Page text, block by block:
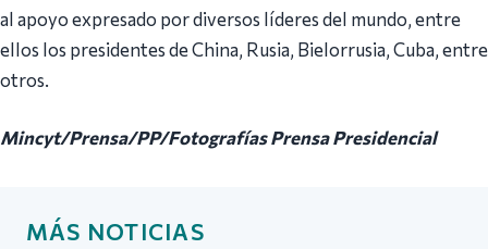
al apoyo expresado por diversos líderes del mundo, entre
ellos los presidentes de China, Rusia, Bielorrusia, Cuba, entre
otros.
Mincyt/Prensa/PP/Fotografías Prensa Presidencial
MÁS NOTICIAS